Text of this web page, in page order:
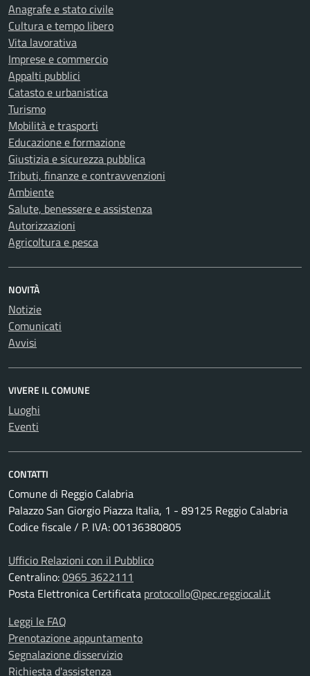
Anagrafe e stato civile
Cultura e tempo libero
Vita lavorativa
Imprese e commercio
Appalti pubblici
Catasto e urbanistica
Turismo
Mobilità e trasporti
Educazione e formazione
Giustizia e sicurezza pubblica
Tributi, finanze e contravvenzioni
Ambiente
Salute, benessere e assistenza
Autorizzazioni
Agricoltura e pesca
NOVITÀ
Notizie
Comunicati
Avvisi
VIVERE IL COMUNE
Luoghi
Eventi
CONTATTI
Comune di Reggio Calabria
Palazzo San Giorgio Piazza Italia, 1 - 89125 Reggio Calabria
Codice fiscale / P. IVA: 00136380805
Ufficio Relazioni con il Pubblico
Centralino:0965 3622111
Posta Elettronica Certificata protocollo@pec.reggiocal.it
Leggi le FAQ
Prenotazione appuntamento
Segnalazione disservizio
Richiesta d'assistenza